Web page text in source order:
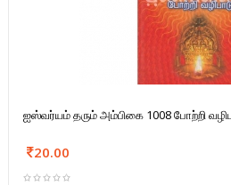
ஐஸ்வர்யம் தரும் அம்பிகை 1008 போற்றி
20.00